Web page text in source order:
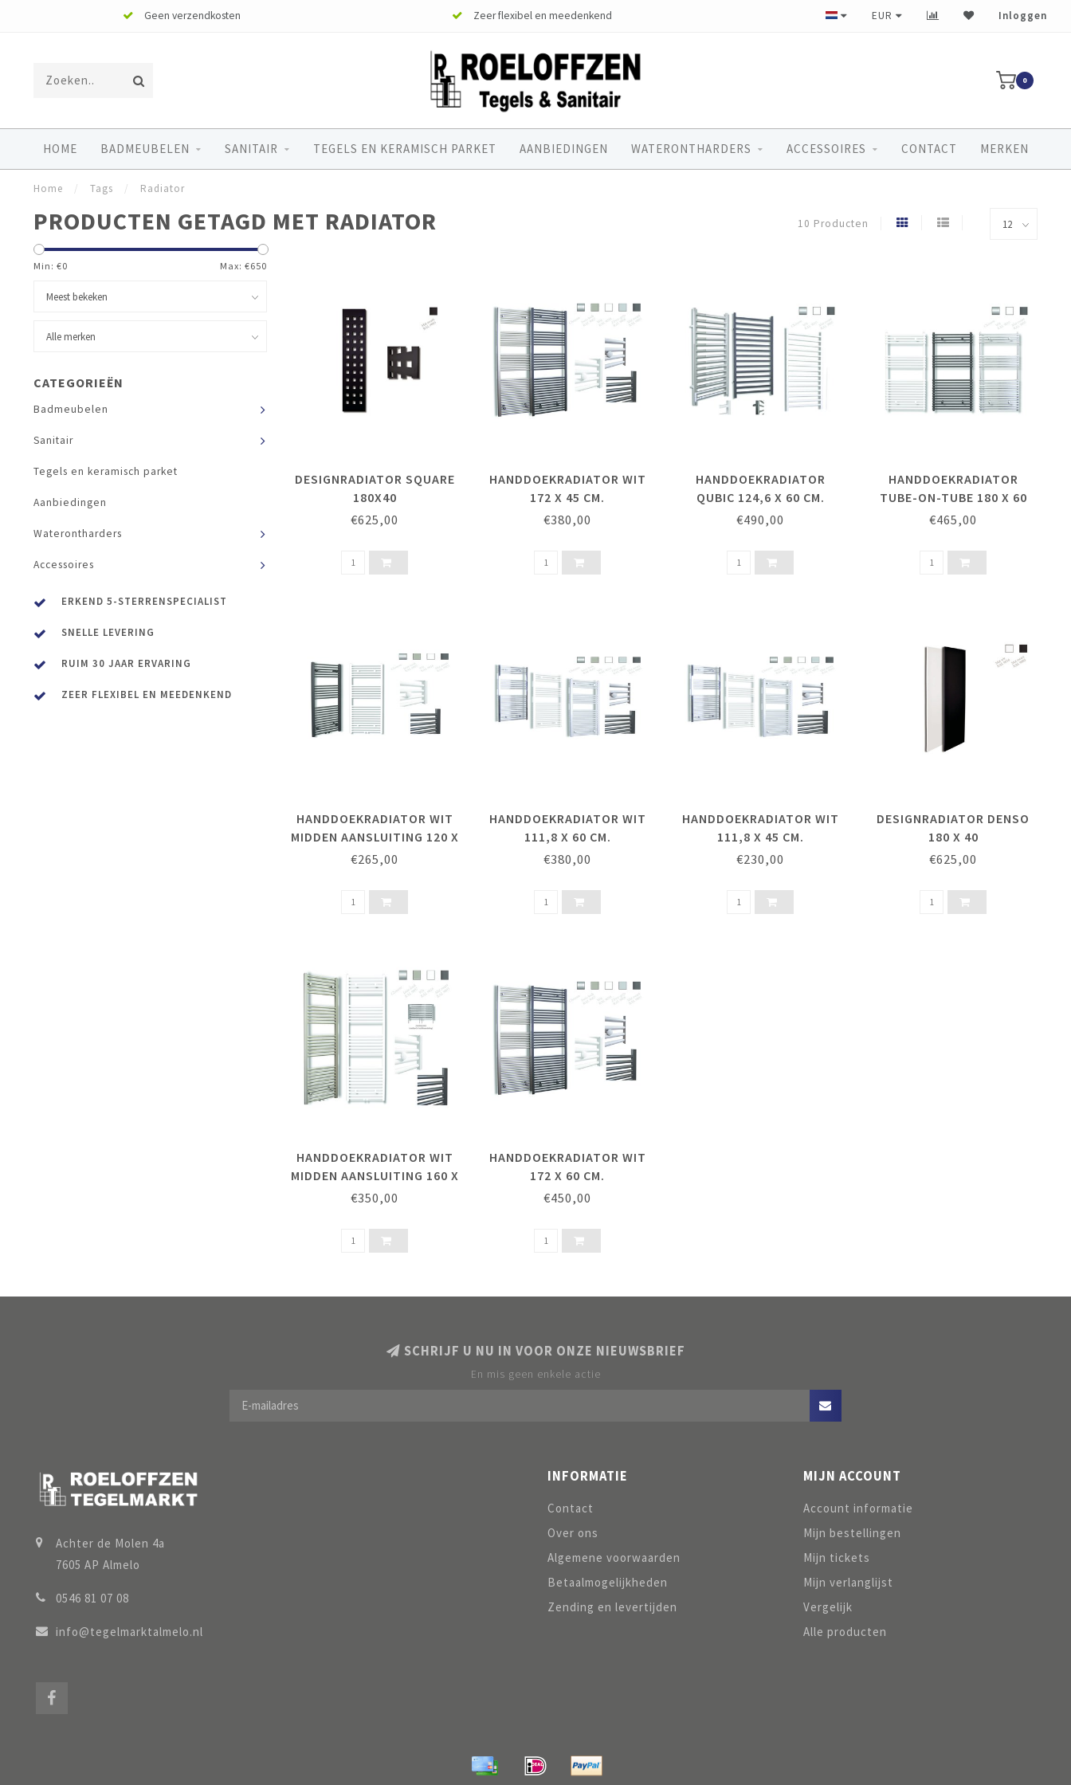
Geen verzendkosten Zeer flexibel en meedenkend Ruim 40 jaar ervaring
EUR Inloggen
0
HOME BADMEUBELEN SANITAIR TEGELS EN KERAMISCH PARKET AANBIEDINGEN WATERONTHARDERS ACCESSOIRES CONTACT MERKEN
Home / Tags / Radiator
PRODUCTEN GETAGD MET RADIATOR 10 Producten
Min: €0 Max: €650
CATEGORIEËN
Badmeubelen
Sanitair
Tegels en keramisch parket
Aanbiedingen
Waterontharders
Accessoires
ERKEND 5-STERRENSPECIALIST
SNELLE LEVERING
RUIM 30 JAAR ERVARING
ZEER FLEXIBEL EN MEEDENKEND
DESIGNRADIATOR SQUARE
180X40
€625,00
HANDDOEKRADIATOR WIT
172 X 45 CM.
€380,00
HANDDOEKRADIATOR
QUBIC 124,6 X 60 CM.
€490,00
HANDDOEKRADIATOR
TUBE-ON-TUBE 180 X 60
CM.
€465,00
HANDDOEKRADIATOR WIT
MIDDEN AANSLUITING 120 X
45 CM.
€265,00
HANDDOEKRADIATOR WIT
111,8 X 60 CM.
€380,00
HANDDOEKRADIATOR WIT
111,8 X 45 CM.
€230,00
DESIGNRADIATOR DENSO
180 X 40
€625,00
HANDDOEKRADIATOR WIT
MIDDEN AANSLUITING 160 X
60 CM.
€350,00
HANDDOEKRADIATOR WIT
172 X 60 CM.
€450,00
SCHRIJF U NU IN VOOR ONZE NIEUWSBRIEF
En mis geen enkele actie
Achter de Molen 4a
7605 AP Almelo
0546 81 07 08
info@tegelmarktalmelo.nl
INFORMATIE
Contact
Over ons
Algemene voorwaarden
Betaalmogelijkheden
Zending en levertijden
MIJN ACCOUNT
Account informatie
Mijn bestellingen
Mijn tickets
Mijn verlanglijst
Vergelijk
Alle producten